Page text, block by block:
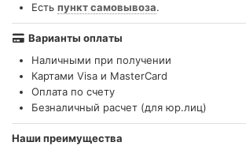
Есть пункт самовывоза.
Варианты оплаты
Наличными при получении
Картами Visa и MasterCard
Оплата по счету
Безналичный расчет (для юр.лиц)
Наши преимущества